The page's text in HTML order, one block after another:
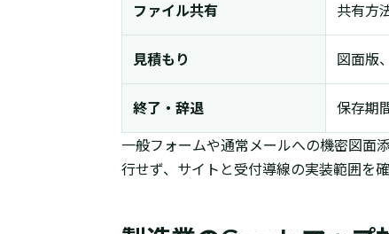
ファイル共有 共有方
見積もり 図面版
終了・辞退 保存期
一般フォームや通常メールへの機密図面
行せず、サイトと受付導線の実装範囲を確